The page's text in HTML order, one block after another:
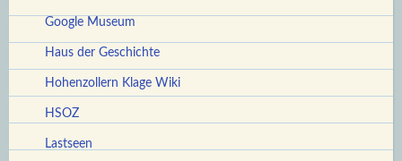
Google Museum
Haus der Geschichte
Hohenzollern Klage Wiki
HSOZ
Lastseen